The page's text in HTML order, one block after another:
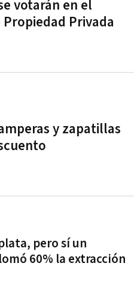
votarán en el
Privada
y zapatillas
pero sí un
60% la extracción